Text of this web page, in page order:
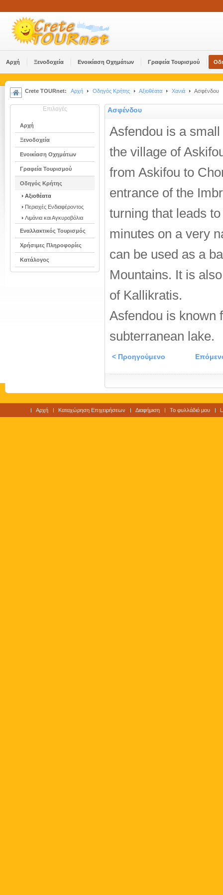
Αρχή Ξενοδοχεία Ενοικίαση Οχημάτων Γραφεία Τουρισμού
Crete TOURnet: Αρχή Οδηγός Κρήτης Αξιοθέατα Χανιά Ασφένδου
Επιλογές
Αρχή
Ξενοδοχεία
Ενοικίαση Οχημάτων
Γραφεία Τουρισμού
Οδηγός Κρήτης
Αξιοθέατα
Περιοχές Ενδιαφέροντος
Λιμάνια και Αγκυροβόλια
Εναλλακτικός Τουρισμός
Χρήσιμες Πληροφορίες
Κατάλογος
Ασφένδου
Asfendou is a
the village of
from Askifou to
entrance of the
turning that leads
minutes on a very
can be used as a
Mountains. It is
of Kallikratis.
Asfendou is known
subterranean lake.
< Προηγούμενο
Αρχή Καταχώρηση Επιχειρήσεων Διαφήμιση Το φυλλάδιό μου